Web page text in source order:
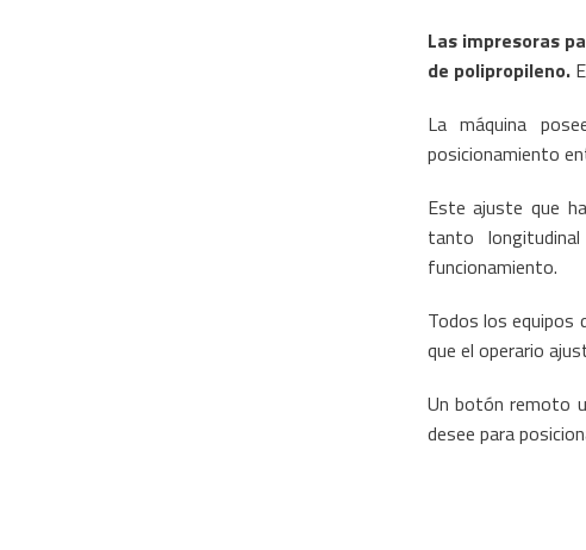
Las impresoras
de polipropileno.
La máquina
posicionamiento
Este ajuste que
tanto
funcionamiento.
Todos los equipos
que el operario
Un botón remoto
desee para